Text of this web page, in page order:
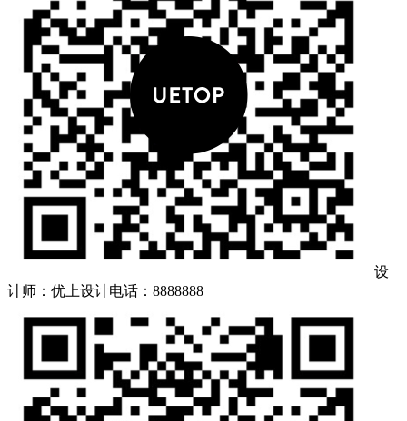
设
计师：优上设计电话：8888888